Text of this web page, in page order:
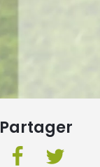
Partager